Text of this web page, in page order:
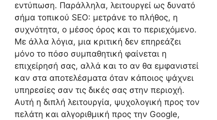
εντύπωση. Παράλληλα, λειτουργεί ως δυνατό
σήμα τοπικού SEO: μετράνε το πλήθος, η
συχνότητα, ο μέσος όρος και το περιεχόμενο.
Με άλλα λόγια, μια κριτική δεν επηρεάζει
μόνο το πόσο συμπαθητική φαίνεται η
επιχείρησή σας, αλλά και το αν θα εμφανιστεί
καν στα αποτελέσματα όταν κάποιος ψάχνει
υπηρεσίες σαν τις δικές σας στην περιοχή.
Αυτή η διπλή λειτουργία, ψυχολογική προς τον
πελάτη και αλγοριθμική προς την Google,